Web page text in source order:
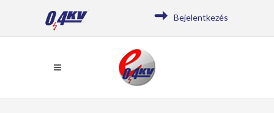
Bejelentkezés